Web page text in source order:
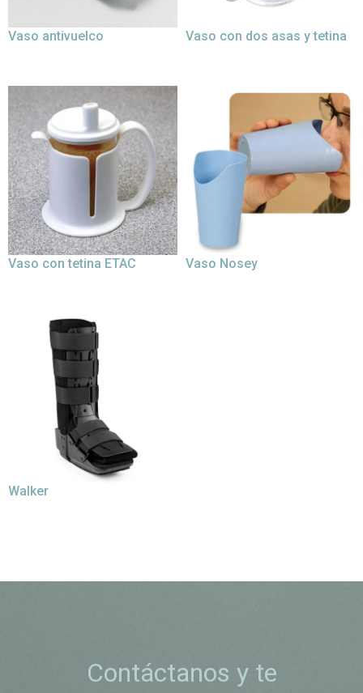
Vaso antivuelco Vaso con dos asas y tetina
Vaso con tetina ETAC Vaso Nosey
Walker
Contáctanos y te